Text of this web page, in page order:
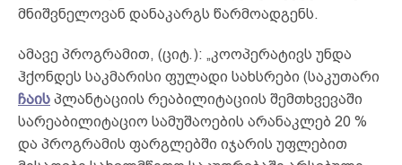
მნიშვნელოვან დანაკარგს წარმოადგენს.
ამავე პროგრამით, (ციტ.): „კოოპერატივს უნდა
ჰქონდეს საკმარისი ფულადი სახსრები (საკუთარი
ჩაის პლანტაციის რეაბილიტაციის შემთხვევაში
სარეაბილიტაციო სამუშაოების არანაკლებ 20 %
და პროგრამის ფარგლებში იჯარის უფლებით